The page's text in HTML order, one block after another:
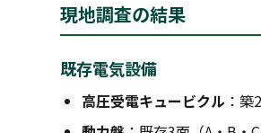
現地調査の結果
既存電気設備
高圧受電キュービクル ：